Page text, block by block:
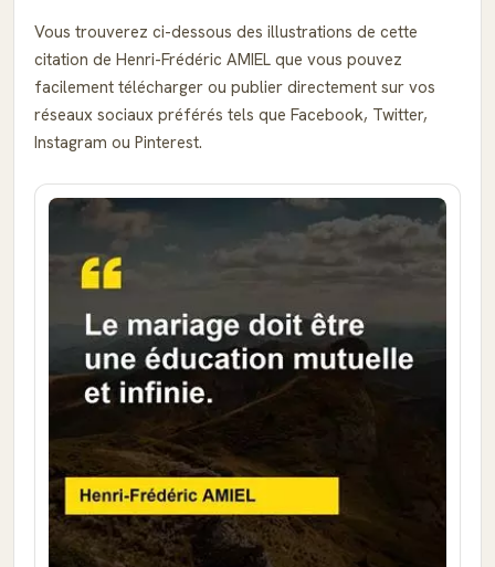
Vous trouverez ci-dessous des illustrations de cette
citation de Henri-Frédéric AMIEL que vous pouvez
facilement télécharger ou publier directement sur vos
réseaux sociaux préférés tels que Facebook, Twitter,
Instagram ou Pinterest.